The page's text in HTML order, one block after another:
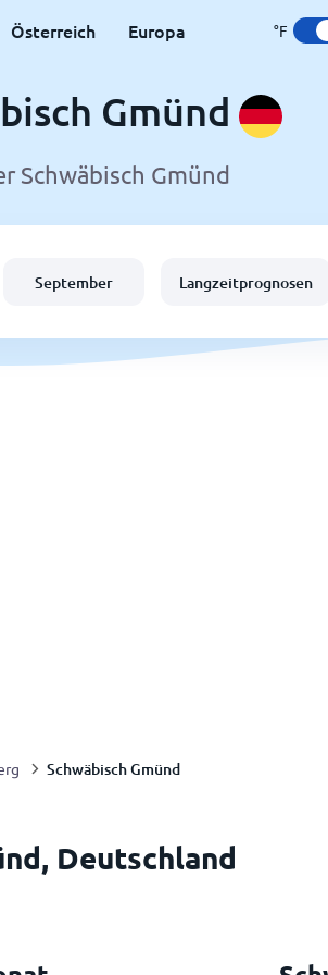
Österreich Europa °F
Gmünd
Schwäbisch Gmünd
September Langzeitprognosen
Schwäbisch Gmünd
Deutschland